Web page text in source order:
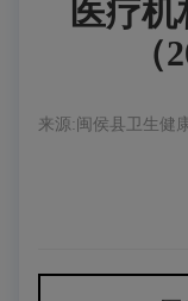
医疗
（
来源:闽侯县卫生健